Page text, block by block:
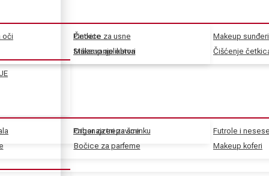
oči
Pincete
Stilizovanje obrva
Pribor za trepavice
Četkice za usne
Makeup aplikatori
Makeup sunđeri
Čišćenje
Organajzeri za šminku
Bočice za parfeme
Futrole i
Makeup koferi